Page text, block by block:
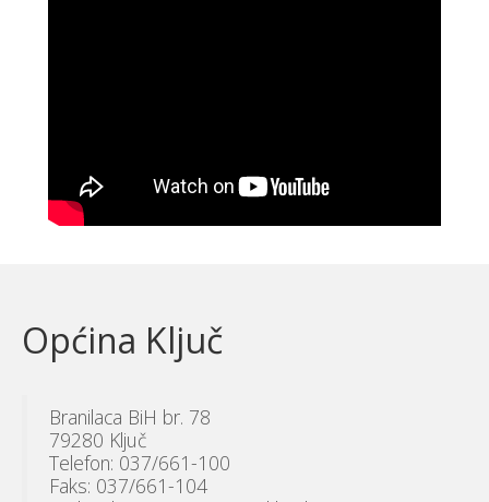
Općina Ključ
Branilaca BiH br. 78
79280 Ključ
Telefon: 037/661-100
Faks: 037/661-104